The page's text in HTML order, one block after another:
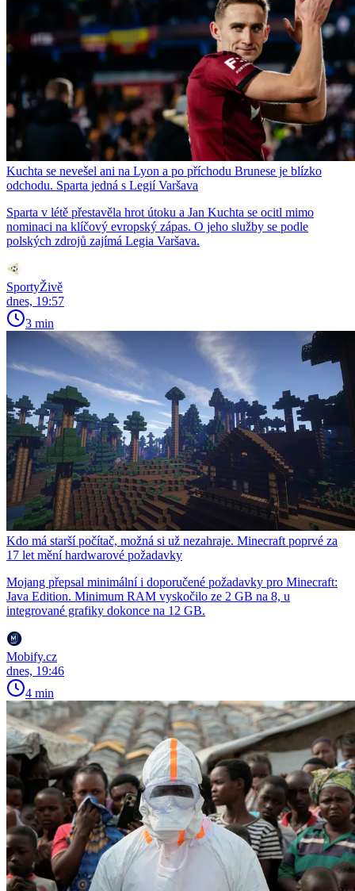
Kuchta se nevešel ani na Lyon a po příchodu Brunese je blízko
odchodu. Sparta jedná s Legií Varšava
Sparta v létě přestavěla hrot útoku a Jan Kuchta se ocitl mimo
nominaci na klíčový evropský zápas. O jeho služby se podle
polských zdrojů zajímá Legia Varšava.
SportyŽivě
dnes, 19:57
3 min
Kdo má starší počítač, možná si už nezahraje. Minecraft poprvé za
17 let mění hardwarové požadavky
Mojang přepsal minimální i doporučené požadavky pro Minecraft:
Java Edition. Minimum RAM vyskočilo ze 2 GB na 8, u
integrované grafiky dokonce na 12 GB.
Mobify.cz
dnes, 19:46
4 min